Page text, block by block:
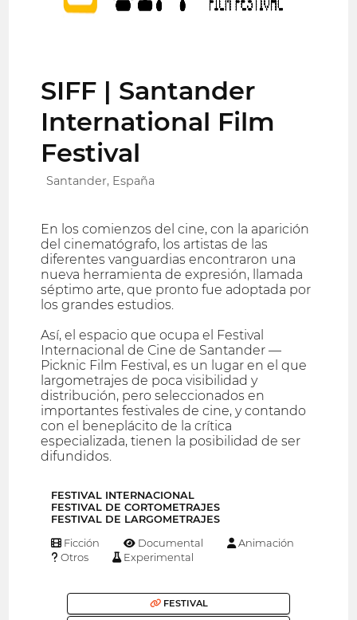
SIFF | Santander
International Film
Festival
Santander, España
En los comienzos del cine, con la aparición
del cinematógrafo, los artistas de las
diferentes vanguardias encontraron una
nueva herramienta de expresión, llamada
séptimo arte, que pronto fue adoptada por
los grandes estudios.
Así, el espacio que ocupa el Festival
Internacional de Cine de Santander —
Picknic Film Festival, es un lugar en el que
largometrajes de poca visibilidad y
distribución, pero seleccionados en
importantes festivales de cine, y contando
con el beneplácito de la crítica
especializada, tienen la posibilidad de ser
difundidos.
FESTIVAL INTERNACIONAL
FESTIVAL DE CORTOMETRAJES
FESTIVAL DE LARGOMETRAJES
Ficción Documental
Animación
Otros
Experimental
FESTIVAL